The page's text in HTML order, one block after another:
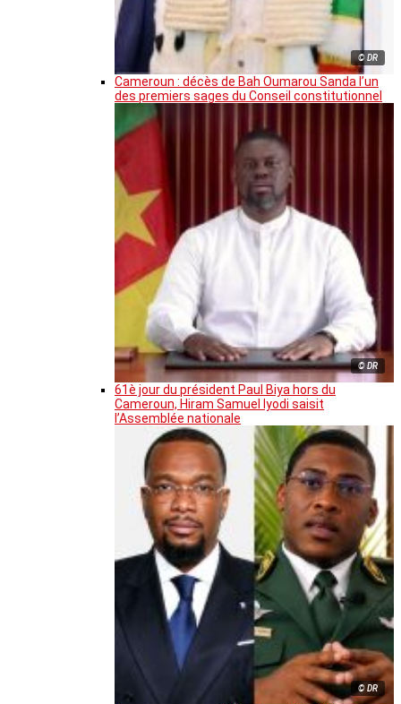
© DR
Cameroun : décès de Bah Oumarou Sanda l’un
des premiers sages du Conseil constitutionnel
© DR
61è jour du président Paul Biya hors du
Cameroun, Hiram Samuel Iyodi saisit
l’Assemblée nationale
© DR